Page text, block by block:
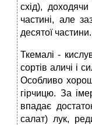
схід),
частині, але
десятої частини.
Ткемалі -
сортів аличі і
Особливо
гірчицю. За
впадає
салат) лук,